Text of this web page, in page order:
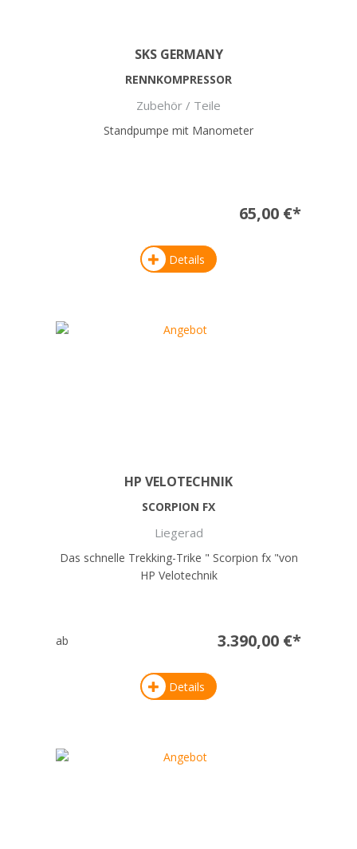
SKS GERMANY
RENNKOMPRESSOR
Zubehör / Teile
Standpumpe mit Manometer
65,00 €*
Details
HP VELOTECHNIK
SCORPION FX
Liegerad
Das schnelle Trekking-Trike " Scorpion fx "von
HP Velotechnik
ab 3.390,00 €*
Details